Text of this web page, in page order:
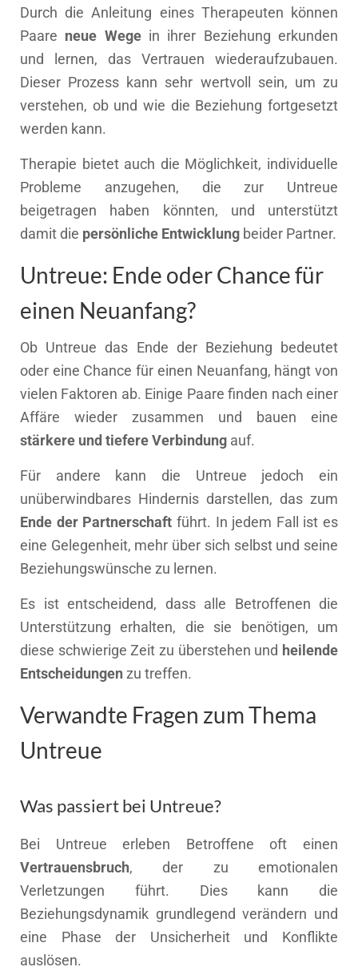
Durch die Anleitung eines Therapeuten können
Paare neue Wegein ihrer Beziehung erkunden
und lernen, das Vertrauen wiederaufzubauen.
Dieser Prozess kann sehr wertvoll sein, um zu
verstehen, ob und wie die Beziehung fortgesetzt
werden kann.
Therapie bietet auch die Möglichkeit, individuelle
Probleme anzugehen, die zur Untreue
beigetragen haben könnten, und unterstützt
damit die persönliche Entwicklung beider Partner.
Untreue: Ende oder Chance für
einen Neuanfang?
Ob Untreue das Ende der Beziehung bedeutet
oder eine Chance für einen Neuanfang, hängt von
vielen Faktoren ab. Einige Paare finden nach einer
Affäre wieder zusammen und bauen eine
stärkere und tiefere Verbindung auf.
Für andere kann die Untreue jedoch ein
unüberwindbares Hindernis darstellen, das zum
Ende der Partnerschaft führt. In jedem Fall ist es
eine Gelegenheit, mehr über sich selbst und seine
Beziehungswünsche zu lernen.
Es ist entscheidend, dass alle Betroffenen die
Unterstützung erhalten, die sie benötigen, um
diese schwierige Zeit zu überstehen und heilende
Entscheidungen zu treffen.
Verwandte Fragen zum Thema
Untreue
Was passiert bei Untreue?
Bei Untreue erleben Betroffene oft einen
Vertrauensbruch, der zu emotionalen
Verletzungen führt. Dies kann die
Beziehungsdynamik grundlegend verändern und
eine Phase der Unsicherheit und Konflikte
auslösen.